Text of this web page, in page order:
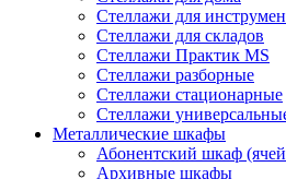
Стеллажи для
Стеллажи для складов
Стеллажи Практик MS
Стеллажи разборные
Стеллажи стационарные
Стеллажи
Металлические шкафы
Абонентский шкаф
Архивные шкафы